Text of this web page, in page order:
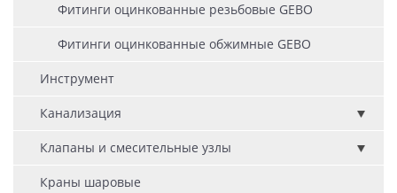
Фитинги оцинкованные резьбовые GEBO
Фитинги оцинкованные обжимные GEBO
Инструмент
Канализация
Клапаны и смесительные узлы
Краны шаровые